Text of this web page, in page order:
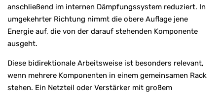
anschließend im internen Dämpfungssystem reduziert. In
umgekehrter Richtung nimmt die obere Auflage jene
Energie auf, die von der darauf stehenden Komponente
ausgeht.
Diese bidirektionale Arbeitsweise ist besonders relevant,
wenn mehrere Komponenten in einem gemeinsamen Rack
stehen. Ein Netzteil oder Verstärker mit großem